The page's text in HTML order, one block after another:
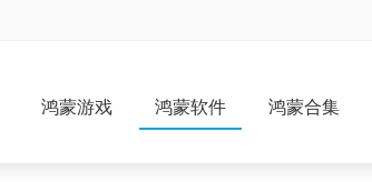
鸿蒙游戏 鸿蒙软件 鸿蒙合集